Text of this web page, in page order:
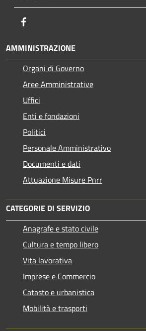
AMMINISTRAZIONE
Organi di Governo
Aree Amministrative
Uffici
Enti e fondazioni
Politici
Personale Amministrativo
Documenti e dati
Attuazione Misure Pnrr
CATEGORIE DI SERVIZIO
Anagrafe e stato civile
Cultura e tempo libero
Vita lavorativa
Imprese e Commercio
Catasto e urbanistica
Mobilità e trasporti